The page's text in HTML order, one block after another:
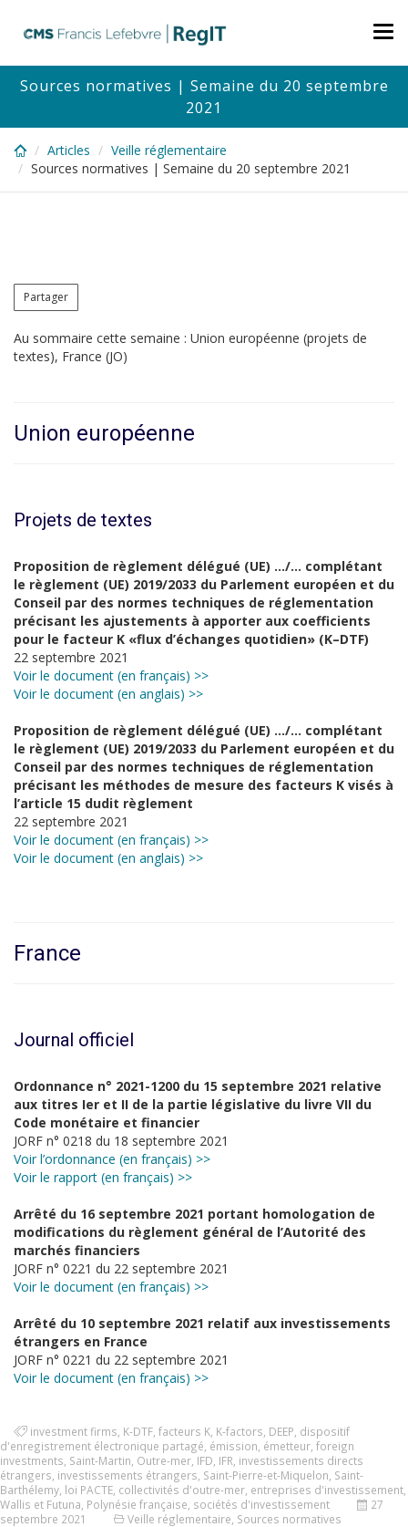
content
Sources normatives | Semaine du 20 septembre
2021
Articles
Veille réglementaire
Sources normatives | Semaine du 20 septembre 2021
Partager
Au sommaire cette semaine : Union européenne (projets de
textes), France (JO)
Union européenne
Projets de textes
Proposition de règlement délégué (UE) …/… complétant
le règlement (UE) 2019/2033 du Parlement européen et du
Conseil par des normes techniques de réglementation
précisant les ajustements à apporter aux coefficients
pour le facteur K «flux d’échanges quotidien» (K–DTF)
22 septembre 2021
Voir le document (en français) >>
Voir le document (en anglais) >>
Proposition de règlement délégué (UE) …/… complétant
le règlement (UE) 2019/2033 du Parlement européen et du
Conseil par des normes techniques de réglementation
précisant les méthodes de mesure des facteurs K visés à
l’article 15 dudit règlement
22 septembre 2021
Voir le document (en français) >>
Voir le document (en anglais) >>
France
Journal officiel
Ordonnance n° 2021-1200 du 15 septembre 2021 relative
aux titres Ier et II de la partie législative du livre VII du
Code monétaire et financier
JORF n° 0218 du 18 septembre 2021
Voir l’ordonnance (en français) >>
Voir le rapport (en français) >>
Arrêté du 16 septembre 2021 portant homologation de
modifications du règlement général de l’Autorité des
marchés financiers
JORF n° 0221 du 22 septembre 2021
Voir le document (en français) >>
Arrêté du 10 septembre 2021 relatif aux investissements
étrangers en France
JORF n° 0221 du 22 septembre 2021
Voir le document (en français) >>
investment firms K-DTF facteurs K K-factors DEEP dispositif
d'enregistrement électronique partagé émission émetteur foreign
investments Saint-Martin Outre-mer IFD IFR investissements directs
étrangers investissements étrangers Saint-Pierre-et-Miquelon Saint-
Barthélemy loi PACTE collectivités d'outre-mer entreprises d'investissement
Wallis et Futuna Polynésie française sociétés d'investissement
27
septembre 2021
Veille réglementaire Sources normatives